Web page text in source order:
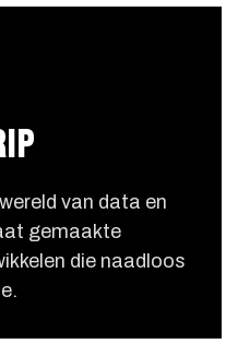
van data en
gemaakte
die naadloos